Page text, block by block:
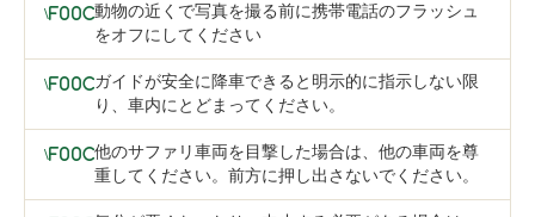
動物の近くで写真を撮る前に携帯電話のフラッシュ
をオフにしてください
ガイドが安全に降車できると明示的に指示しない限
り、車内にとどまってください。
他のサファリ車両を目撃した場合は、他の車両を尊
重してください。前方に押し出さないでください。